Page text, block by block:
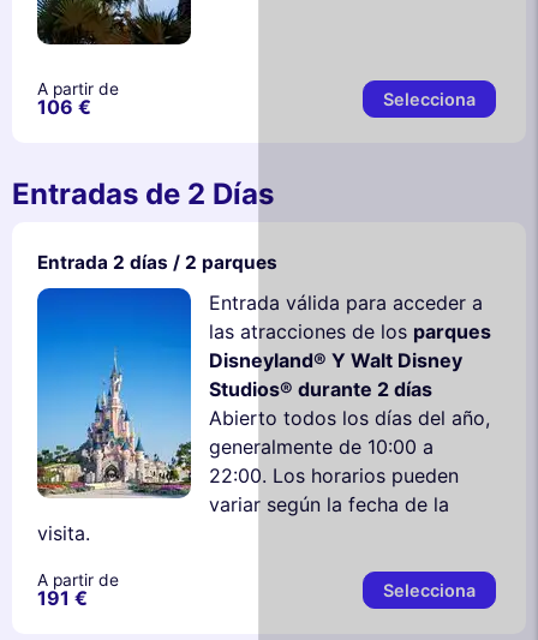
A partir de
106 € Selecciona
Entradas de 2 Días
Entrada 2 días / 2 parques
Entrada válida para acceder a
las atracciones de los parques
Disneyland® Y Walt Disney
Studios® durante 2 días
Abierto todos los días del año,
generalmente de 10:00 a
22:00. Los horarios pueden
variar según la fecha de la
visita.
A partir de
191 € Selecciona